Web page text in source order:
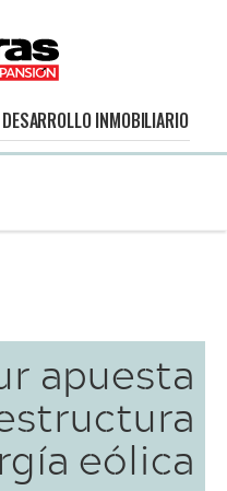
DESARROLLO INMOBILIARIO
apuesta
eólica